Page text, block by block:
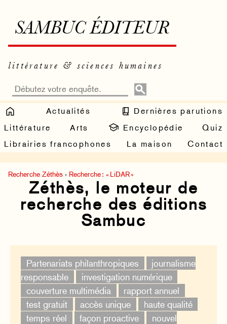
SAMBUC ÉDITEUR
littérature & sciences humaines
Actualités
Dernières parutions
Littérature
Arts Encyclopédie
Quiz
Librairies francophones
La maison Contact
Recherche Zéthès › Recherche : « LiDAR »
Zéthès, le moteur de
recherche des éditions
Sambuc
Partenariats philanthropiques
journalisme
responsable
investigation numérique
couverture multimédia
rapport annuel
test gratuit
accès unique
haute qualité
temps réel
façon proactive
nouvel